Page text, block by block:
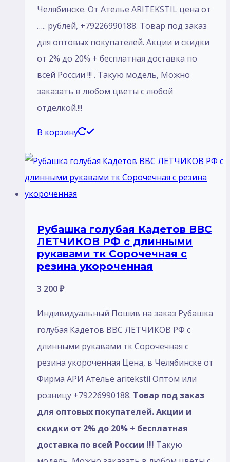
Челябинске. От Ателье ARITEKSTIL цена от
….. рублей, +79226990188. Товар под заказ
для оптовых покупателей. Акции и скидки
от 2% до 20% + бесплатная доставка по
всей России !!! . Такую модель, Mожно
заказать в любом цветы с любой
отделкой.!!!
В корзину
Рубашка голубая Кадетов ВВС
ЛЕТЧИКОВ РФ с длинными
рукавами тк Сорочечная с
резина укороченная
3 200₽
Индивидуальный Пошив на заказ Рубашка
голубая Кадетов ВВС ЛЕТЧИКОВ РФ с
длинными рукавами тк Сорочечная с
резина укороченная Цена, в Челябинске от
Фирма АРИ Ателье aritekstil Оптом или
розницу +79226990188. Товар под заказ
для оптовых покупателей. Акции и
скидки от 2% до 20% + бесплатная
доставка по всей России !!! Такую